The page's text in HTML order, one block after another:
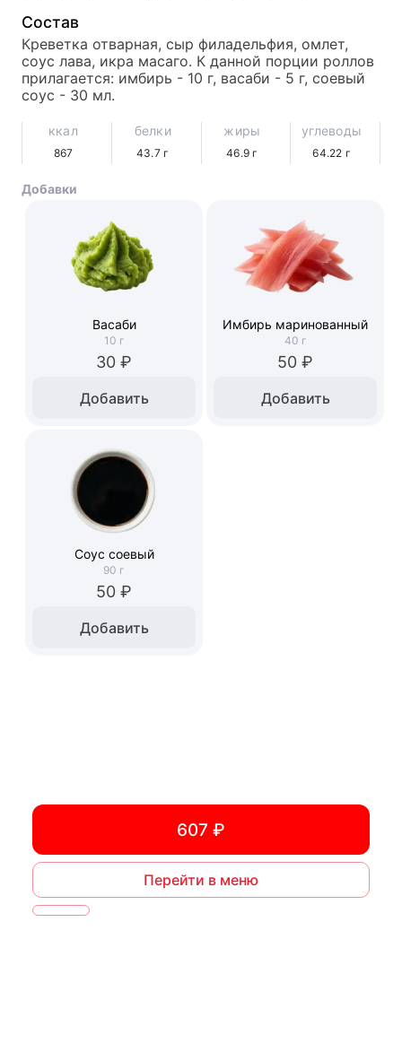
Состав
Креветка отварная, сыр филадельфия, омлет,
соус лава, икра масаго. К данной порции роллов
прилагается: имбирь - 10 г, васаби - 5 г, соевый
соус - 30 мл.
ккал
867
белки
43.7г
жиры
46.9 г
углеводы
64.22 г
Добавки
Васаби
10 г
30 ₽
Добавить
Имбирь маринованный
40 г
50 ₽
Добавить
Соус соевый
90 г
50 ₽
Добавить
607 ₽
Перейти в меню